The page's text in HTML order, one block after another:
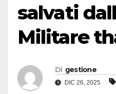
salvati
Militare
Di gestione
DIC 26, 2025